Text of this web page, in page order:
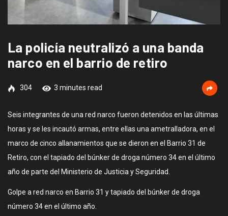
La policía neutralizó a una banda
narco en el barrio de retiro
304 3 minutes read
Seis integrantes de una red narco fueron detenidos en las últimas
horas y se les incautó armas, entre ellas una ametralladora, en el
marco de cinco allanamientos que se dieron en el Barrio 31 de
Retiro, con el tapiado del búnker de droga número 34 en el último
año de parte del Ministerio de Justicia y Seguridad.
Golpe a red narco en Barrio 31 y tapiado del búnker de droga
número 34 en el último año.